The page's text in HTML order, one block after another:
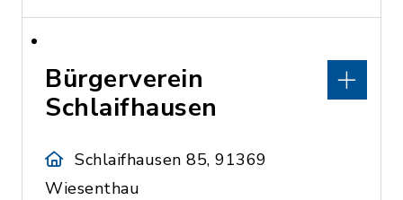
Bürgerverein
Schlaifhausen
Schlaifhausen 85, 91369
Wiesenthau